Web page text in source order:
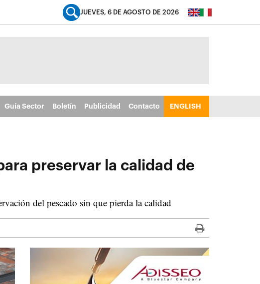
JUEVES, 6 DE AGOSTO DE 2026
Guía Sector Boletín Publicidad Contacto ENGLISH
preservar la calidad de
del pescado sin que pierda la calidad